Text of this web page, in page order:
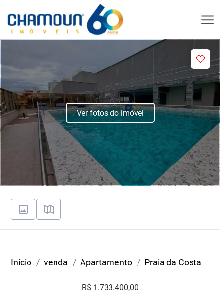
Ver fotos do imóvel
Início venda Apartamento Praia da Costa
R$ 1.733.400,00